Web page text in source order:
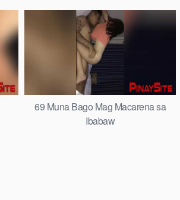
69 Muna Bago Mag Macarena sa
Ibabaw